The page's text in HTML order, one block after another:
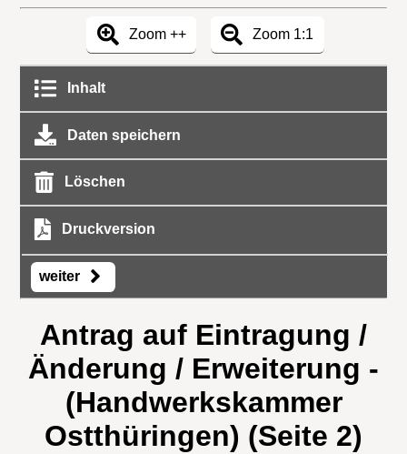
Zoom ++ Zoom 1:1
Inhalt
Daten speichern
Löschen
Druckversion
weiter
Antrag auf Eintragung /
Änderung / Erweiterung -
(Handwerkskammer
Ostthüringen) (Seite 2)